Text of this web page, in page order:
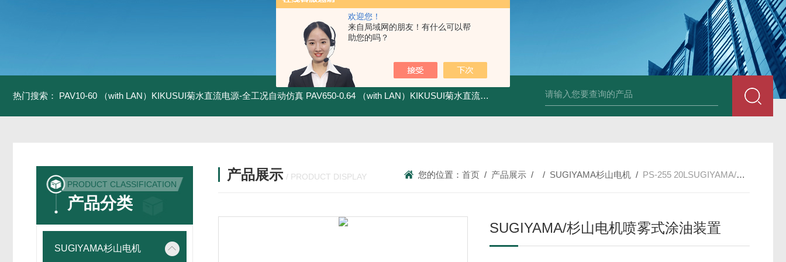
欢迎您！
来自局域网的朋友！有什么可以帮
助您的吗？
热门搜索： PAV10-60 （with LAN）KIKUSUI菊水直流电源-全工况自动仿真 PAV650-0.64 （with LAN）KIKUSUI菊水直流电源-四象限节能测试 PAV320-1.3 （with LAN）KIKUSUI菊水直流电源-故障快
PRODUCT CLASSIFICATION
产品分类
SUGIYAMA杉山电机
产品展示 / PRODUCT DISPLAY 您的位置：首页 / 产品展示 / / SUGIYAMA杉山电机 / PS-255 20LSUGIYAMA/杉山电机喷雾式涂油装置
SUGIYAMA/杉山电机喷雾式涂油装置